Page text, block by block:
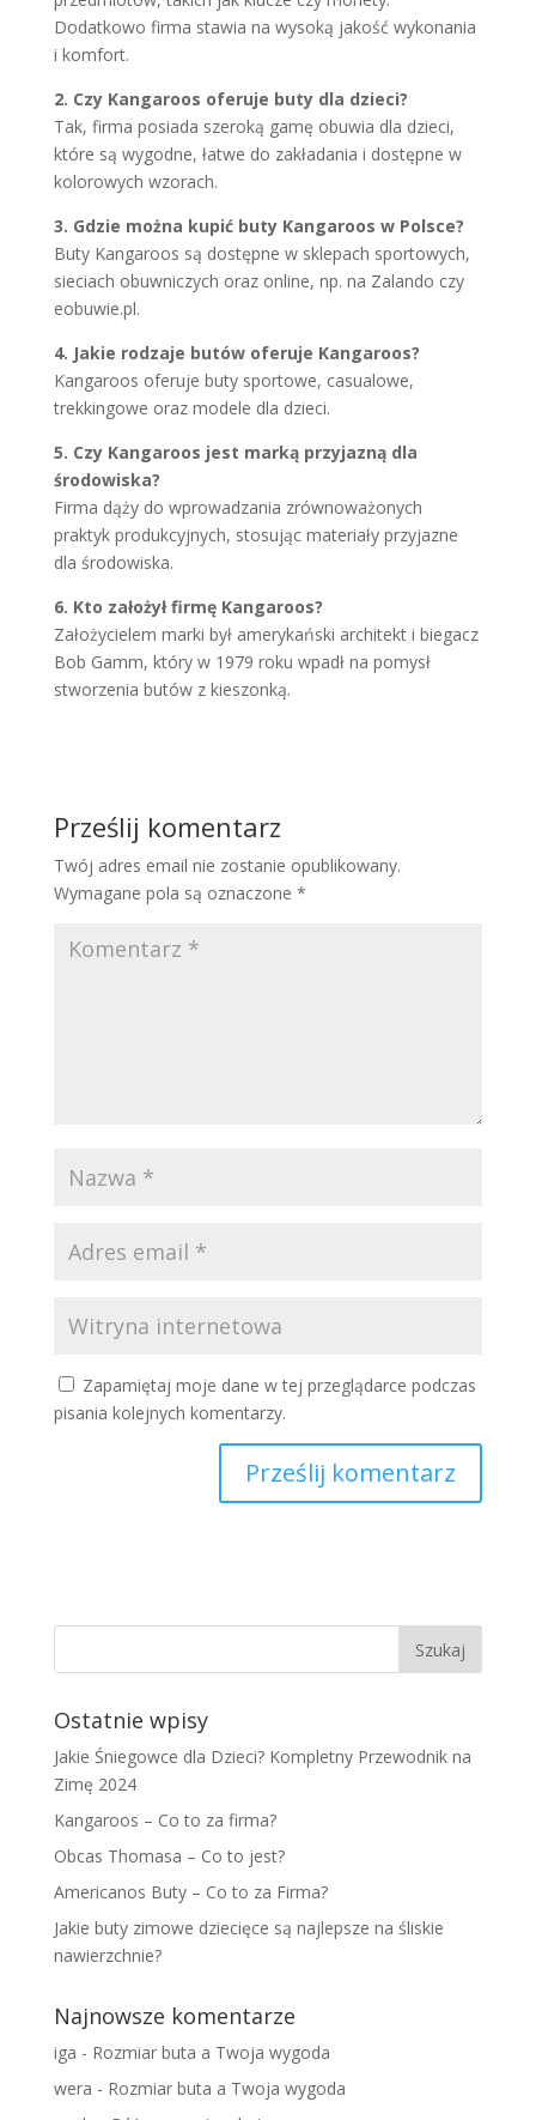
Dodatkowo firma stawia na wysoką jakość wykonania
i komfort.
2. Czy Kangaroos oferuje buty dla dzieci?
Tak, firma posiada szeroką gamę obuwia dla dzieci,
które są wygodne, łatwe do zakładania i dostępne w
kolorowych wzorach.
3. Gdzie można kupić buty Kangaroos w Polsce?
Buty Kangaroos są dostępne w sklepach sportowych,
sieciach obuwniczych oraz online, np. na Zalando czy
eobuwie.pl.
4. Jakie rodzaje butów oferuje Kangaroos?
Kangaroos oferuje buty sportowe, casualowe,
trekkingowe oraz modele dla dzieci.
5. Czy Kangaroos jest marką przyjazną dla
środowiska?
Firma dąży do wprowadzania zrównoważonych
praktyk produkcyjnych, stosując materiały przyjazne
dla środowiska.
6. Kto założył firmę Kangaroos?
Założycielem marki był amerykański architekt i biegacz
Bob Gamm, który w 1979 roku wpadł na pomysł
stworzenia butów z kieszonką.
Prześlij komentarz
Twój adres email nie zostanie opublikowany.
Wymagane pola są oznaczone *
Zapamiętaj moje dane w tej przeglądarce podczas
pisania kolejnych komentarzy.
Ostatnie wpisy
Jakie Śniegowce dla Dzieci? Kompletny Przewodnik na
Zimę 2024
Kangaroos – Co to za firma?
Obcas Thomasa – Co to jest?
Americanos Buty – Co to za Firma?
Jakie buty zimowe dziecięce są najlepsze na śliskie
nawierzchnie?
Najnowsze komentarze
iga - Rozmiar buta a Twoja wygoda
wera - Rozmiar buta a Twoja wygoda